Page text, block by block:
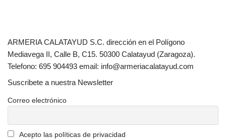
ARMERIA CALATAYUD S.C. dirección en el Polígono
Mediavega II, Calle B, C15. 50300 Calatayud (Zaragoza).
Telefono: 695 904493 email: info@armeriacalatayud.com
Suscribete a nuestra Newsletter
Correo electrónico
Acepto las políticas de privacidad